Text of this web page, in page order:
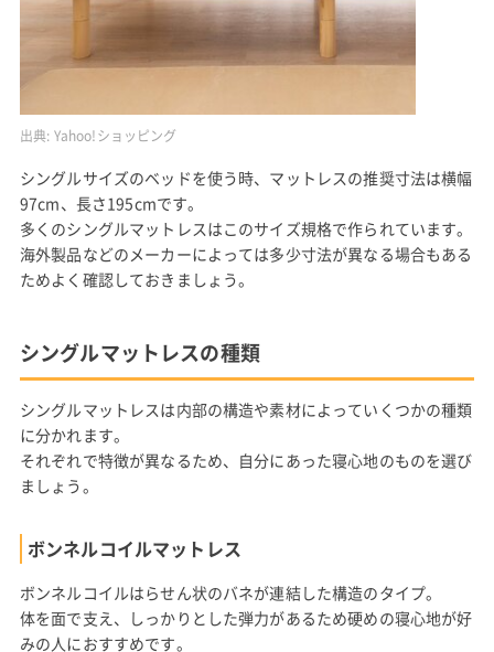
出典: Yahoo!ショッピング
シングルサイズのベッドを使う時、マットレスの推奨寸法は横幅
97cm、長さ195cmです。
多くのシングルマットレスはこのサイズ規格で作られています。
海外製品などのメーカーによっては多少寸法が異なる場合もある
ためよく確認しておきましょう。
シングルマットレスの種類
シングルマットレスは内部の構造や素材によっていくつかの種類
に分かれます。
それぞれで特徴が異なるため、自分にあった寝心地のものを選び
ましょう。
ボンネルコイルマットレス
ボンネルコイルはらせん状のバネが連結した構造のタイプ。
体を面で支え、しっかりとした弾力があるため硬めの寝心地が好
みの人におすすめです。